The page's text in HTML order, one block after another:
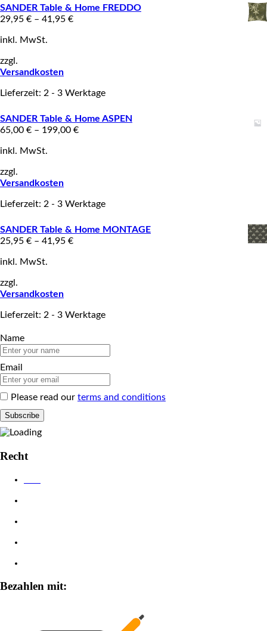
SANDER Table & Home FREDDO
29,95 € – 41,95 €
inkl. MwSt.
zzgl.
Versandkosten
Lieferzeit: 2 - 3 Werktage
SANDER Table & Home ASPEN
65,00 € – 199,00 €
inkl. MwSt.
zzgl.
Versandkosten
Lieferzeit: 2 - 3 Werktage
SANDER Table & Home MONTAGE
25,95 € – 41,95 €
inkl. MwSt.
zzgl.
Versandkosten
Lieferzeit: 2 - 3 Werktage
Name
Email
Please read our terms and conditions
Recht
Bezahlen mit: